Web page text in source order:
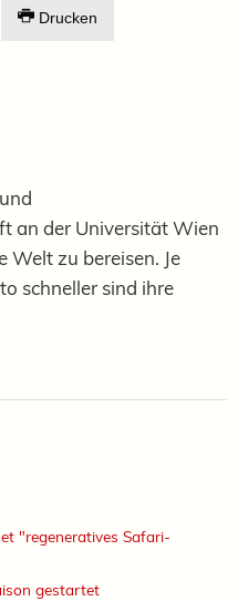
Drucken
an der Universität Wien
Welt zu bereisen. Je
schneller sind ihre
"regeneratives Safari-
gestartet